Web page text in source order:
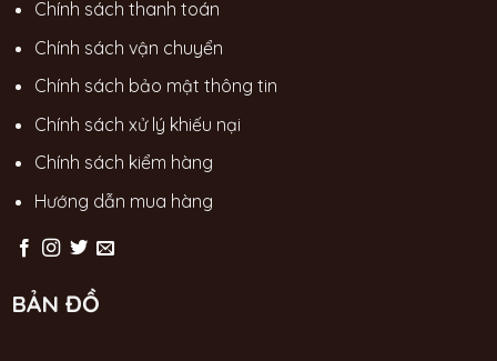
Chính sách thanh toán
Chính sách vận chuyển
Chính sách bảo mật thông tin
Chính sách xử lý khiếu nại
Chính sách kiểm hàng
Hướng dẫn mua hàng
BẢN ĐỒ